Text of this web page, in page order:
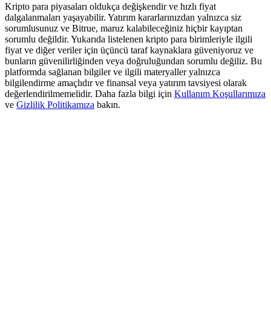
Staking
Yüksek getiri ve anında erişim
Kripto para piyasaları oldukça değişkendir ve hızlı fiyat
dalgalanmaları yaşayabilir. Yatırım kararlarınızdan yalnızca siz
sorumlusunuz ve Bitrue, maruz kalabileceğiniz hiçbir kayıptan
sorumlu değildir. Yukarıda listelenen kripto para birimleriyle ilgili
fiyat ve diğer veriler için üçüncü taraf kaynaklara güveniyoruz ve
bunların güvenilirliğinden veya doğruluğundan sorumlu değiliz. Bu
platformda sağlanan bilgiler ve ilgili materyaller yalnızca
bilgilendirme amaçlıdır ve finansal veya yatırım tavsiyesi olarak
değerlendirilmemelidir. Daha fazla bilgi için Kullanım Koşullarımıza
ve Gizlilik Politikamıza bakın.